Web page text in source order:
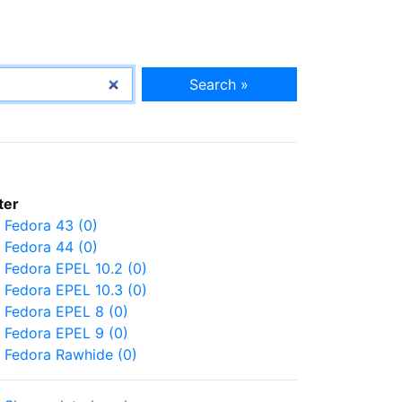
Search »
Fedora 43 (0)
Fedora 44 (0)
Fedora EPEL 10.2 (0)
Fedora EPEL 10.3 (0)
Fedora EPEL 8 (0)
Fedora EPEL 9 (0)
Fedora Rawhide (0)